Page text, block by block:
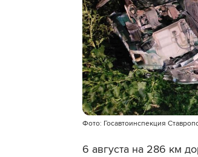
Фото: Госавтоинспекция
6 августа на 286 км